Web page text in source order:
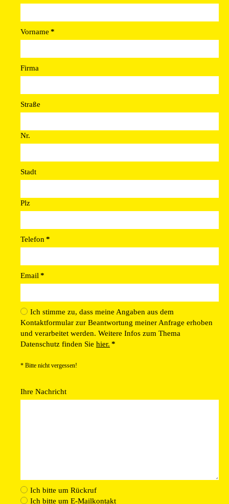
Vorname *
Firma
Straße
Nr.
Stadt
Plz
Telefon *
Email *
Ich stimme zu, dass meine Angaben aus dem
Kontaktformular zur Beantwortung meiner Anfrage erhoben
und verarbeitet werden. Weitere Infos zum Thema
Datenschutz finden Sie hier. *
* Bitte nicht vergessen!
Ihre Nachricht
Ich bitte um Rückruf
Ich bitte um E-Mailkontakt